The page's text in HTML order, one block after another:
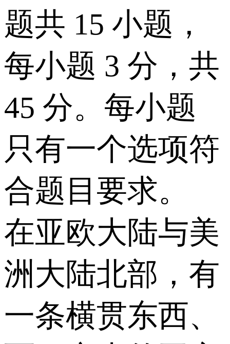
题共 15 小题，
每小题 3 分，共
45 分。每小题
只有一个选项符
合题目要求。
在亚欧大陆与美
洲大陆北部，有
一条横贯东西、